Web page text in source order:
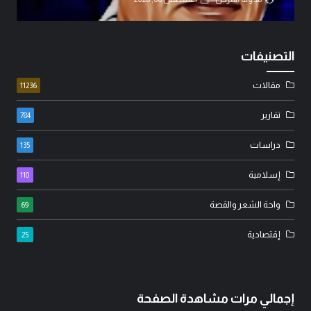
التصنيفات
مقالات 11236
تقارير 784
دراسات 135
إسلامية 110
واحة الشعر والقصة 69
إقتصادية 25
إجمالي مرات مشاهدة الصفحة